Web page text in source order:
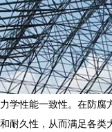
性能一致性。在防
久性，从而满足各类